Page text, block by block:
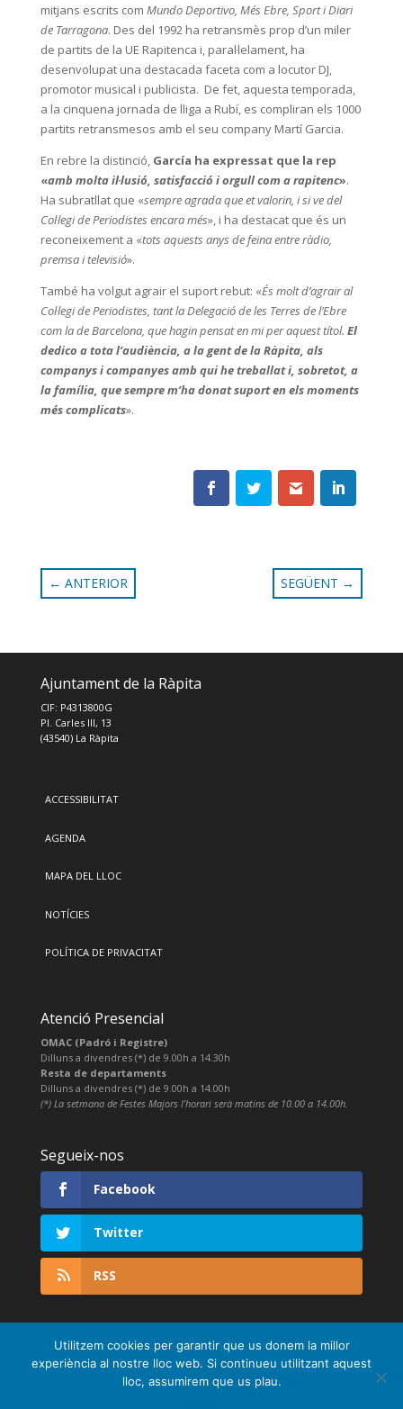
mitjans escrits com Mundo Deportivo, Més Ebre, Sport i Diari
de Tarragona. Des del 1992 ha retransmès prop d’un miler
de partits de la UE Rapitenca i, paral·lelament, ha
desenvolupat una destacada faceta com a locutor DJ,
promotor musical i publicista. De fet, aquesta temporada,
a la cinquena jornada de lliga a Rubí, es compliran els 1000
partits retransmesos amb el seu company Martí Garcia.
En rebre la distinció, García ha expressat que la rep
«amb molta il·lusió, satisfacció i orgull com a rapitenc».
Ha subratllat que «sempre agrada que et valorin, i si ve del
Col·legi de Periodistes encara més», i ha destacat que és un
reconeixement a «tots aquests anys de feina entre ràdio,
premsa i televisió».
També ha volgut agrair el suport rebut: «És molt d’agrair al
Col·legi de Periodistes, tant la Delegació de les Terres de l’Ebre
com la de Barcelona, que hagin pensat en mi per aquest títol. El
dedico a tota l’audiència, a la gent de la Ràpita, als
companys i companyes amb qui he treballat i, sobretot, a
la família, que sempre m’ha donat suport en els moments
més complicats».
← ANTERIOR SEGÜENT →
Ajuntament de la Ràpita
CIF: P4313800G
Pl. Carles III, 13
(43540) La Ràpita
ACCESSIBILITAT
AGENDA
MAPA DEL LLOC
NOTÍCIES
POLÍTICA DE PRIVACITAT
Atenció Presencial
OMAC (Padró i Registre)
Dilluns a divendres (*) de 9.00h a 14.30h
Resta de departaments
Dilluns a divendres (*) de 9.00h a 14.00h
(*) La setmana de Festes Majors l’horari serà matins de 10.00 a 14.00h.
Segueix-nos
Facebook
Twitter
RSS
Utilitzem cookies per garantir que us donem la millor
experiència al nostre lloc web. Si continueu utilitzant aquest
lloc, assumirem que us plau.